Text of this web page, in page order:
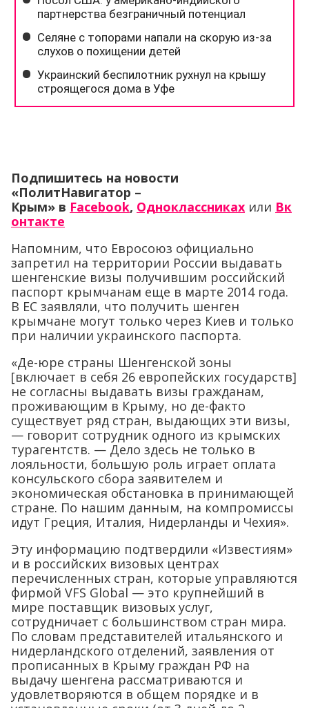
Подпишитесь на новости
«ПолитНавигатор –
Крым» в Facebook, Одноклассниках или Вк
онтакте
Напомним, что Евросоюз официально
запретил на территории России выдавать
шенгенские визы получившим российский
паспорт крымчанам еще в марте 2014 года.
В ЕС заявляли, что получить шенген
крымчане могут только через Киев и только
при наличии украинского паспорта.
«Де-юре страны Шенгенской зоны
[включает в себя 26 европейских государств]
не согласны выдавать визы гражданам,
проживающим в Крыму, но де-факто
существует ряд стран, выдающих эти визы,
— говорит сотрудник одного из крымских
турагентств. — Дело здесь не только в
лояльности, большую роль играет оплата
консульского сбора заявителем и
экономическая обстановка в принимающей
стране. По нашим данным, на компромиссы
идут Греция, Италия, Нидерланды и Чехия».
Эту информацию подтвердили «Известиям»
и в российских визовых центрах
перечисленных стран, которые управляются
фирмой VFS Global — это крупнейший в
мире поставщик визовых услуг,
сотрудничает с большинством стран мира.
По словам представителей итальянского и
нидерландского отделений, заявления от
прописанных в Крыму граждан РФ на
выдачу шенгена рассматриваются и
удовлетворяются в общем порядке и в